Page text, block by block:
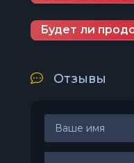
Будет ли
Отзывы